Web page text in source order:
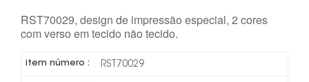
RST70029, design de impressão especial, 2 cores
com verso em tecido não tecido.
item número : RST70029